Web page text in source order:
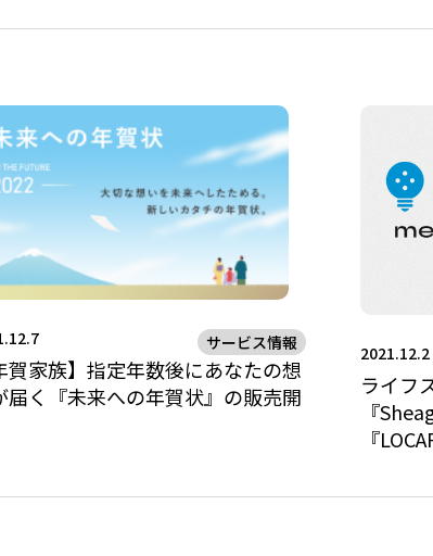
サービス情報
賀家族】指定年数後にあなたの想
届く『未来への年賀状』の販売開
2021.12.2
ライフ
『
『